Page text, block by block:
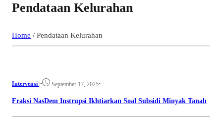
Pendataan Kelurahan
Home / Pendataan Kelurahan
Intervensi |• September 17, 2025•
Fraksi NasDem Instrupsi Ikhtiarkan Soal Subsidi Minyak Tanah